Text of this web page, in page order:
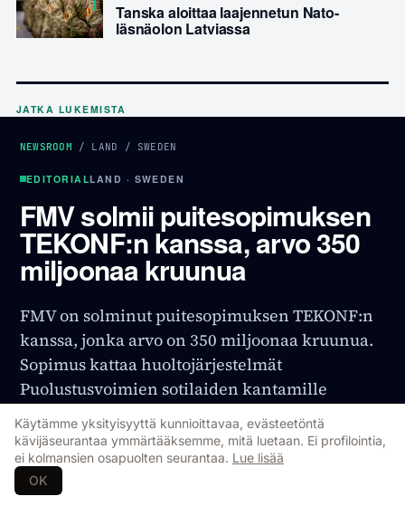
Tanska aloittaa laajennetun Nato-
läsnäolon Latviassa
JATKA LUKEMISTA
NEWSROOM / LAND / SWEDEN
EDITORIALLAND · SWEDEN
FMV solmii puitesopimuksen
TEKONF:n kanssa, arvo 350
miljoonaa kruunua
FMV on solminut puitesopimuksen TEKONF:n
kanssa, jonka arvo on 350 miljoonaa kruunua.
Sopimus kattaa huoltojärjestelmät
Puolustusvoimien sotilaiden kantamille
käsiaseille. Puitesopimus sisältää myös
toimitukset muun muassa Poliisille ja muille
viranomaisille. TEKONF:n toimitusjohtaja
Göran Wärdell kertoo Nordic Defence
Käytämme yksityisyyttä kunnioittavaa, evästeetöntä
kävijäseurantaa ymmärtääksemme, mitä luetaan. Ei profilointia,
ei kolmansien osapuolten seurantaa. Lue lisää
OK